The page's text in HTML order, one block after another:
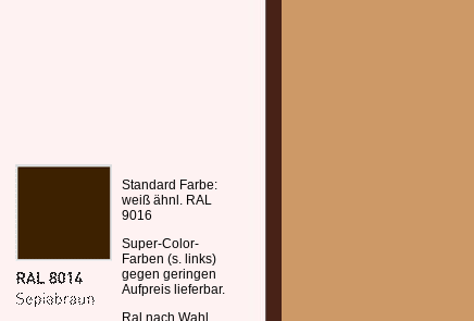
Standard Farbe:
weiß ähnl. RAL
9016
Super-Color-
Farben (s. links)
gegen geringen
Aufpreis lieferbar.
Ral nach Wahl